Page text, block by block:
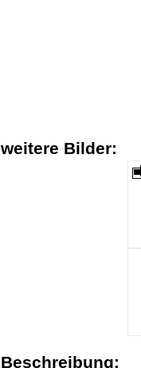
weitere Bilder:
Beschreibung: